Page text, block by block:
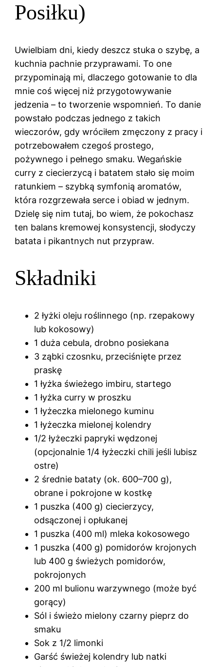
Posiłku)
Uwielbiam dni, kiedy deszcz stuka o szybę, a
kuchnia pachnie przyprawami. To one
przypominają mi, dlaczego gotowanie to dla
mnie coś więcej niż przygotowywanie
jedzenia – to tworzenie wspomnień. To danie
powstało podczas jednego z takich
wieczorów, gdy wróciłem zmęczony z pracy i
potrzebowałem czegoś prostego,
pożywnego i pełnego smaku. Wegańskie
curry z ciecierzycą i batatem stało się moim
ratunkiem – szybką symfonią aromatów,
która rozgrzewała serce i obiad w jednym.
Dzielę się nim tutaj, bo wiem, że pokochasz
ten balans kremowej konsystencji, słodyczy
batata i pikantnych nut przypraw.
Składniki
2 łyżki oleju roślinnego (np. rzepakowy
lub kokosowy)
1 duża cebula, drobno posiekana
3 ząbki czosnku, przeciśnięte przez
praskę
1 łyżka świeżego imbiru, startego
1 łyżka curry w proszku
1 łyżeczka mielonego kuminu
1 łyżeczka mielonej kolendry
1/2 łyżeczki papryki wędzonej
(opcjonalnie 1/4 łyżeczki chili jeśli lubisz
ostre)
2 średnie bataty (ok. 600–700 g),
obrane i pokrojone w kostkę
1 puszka (400 g) ciecierzycy,
odsączonej i opłukanej
1 puszka (400 ml) mleka kokosowego
1 puszka (400 g) pomidorów krojonych
lub 400 g świeżych pomidorów,
pokrojonych
200 ml bulionu warzywnego (może być
gorący)
Sól i świeżo mielony czarny pieprz do
smaku
Sok z 1/2 limonki
Garść świeżej kolendry lub natki